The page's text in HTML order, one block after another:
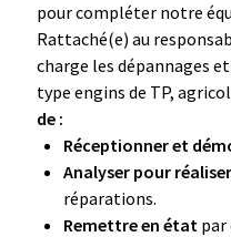
pour compléter notre
Rattaché(e) au
charge les dépannages
type engins de TP,
de :
Réceptionner et
Analyser pour
réparations.
Remettre en étatpar